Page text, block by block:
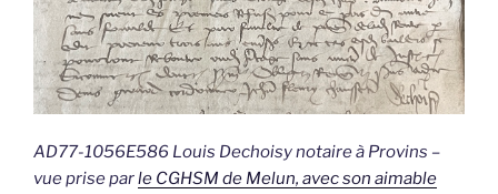
AD77-1056E586 Louis Dechoisy notaire à Provins –
vue prise parle CGHSM de Melun, avec son aimable